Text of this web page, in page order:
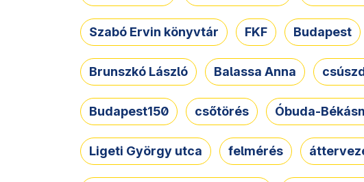
Szabó Ervin könyvtár FKF Budapest
Brunszkó László Balassa Anna
Budapest150 csőtörés Óbuda-
Ligeti György utca felmérés